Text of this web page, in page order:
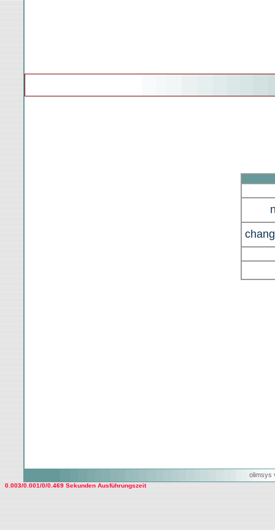
olimsys
0.003/0.001/0/0.469 Sekunden Ausführungszeit